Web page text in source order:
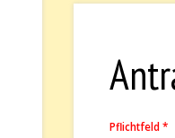
Pflichtfeld *